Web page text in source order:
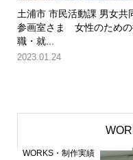
土浦市 市民活動課 男女共
参画室さま 女性のための
職・就...
2023.01.24